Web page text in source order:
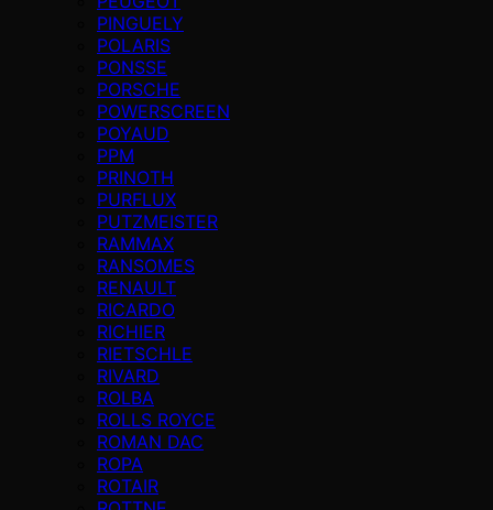
PINGUELY
POLARIS
PONSSE
PORSCHE
POWERSCREEN
POYAUD
PPM
PRINOTH
PURFLUX
PUTZMEISTER
RAMMAX
RANSOMES
RENAULT
RICARDO
RICHIER
RIETSCHLE
RIVARD
ROLBA
ROLLS ROYCE
ROMAN DAC
ROPA
ROTAIR